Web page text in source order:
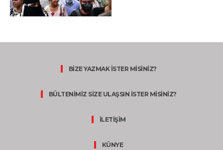
BİZE YAZMAK İSTER MİSİNİZ?
BÜLTENİMİZ SİZE ULAŞSIN İSTER MİSİNİZ?
İLETİŞİM
KÜNYE